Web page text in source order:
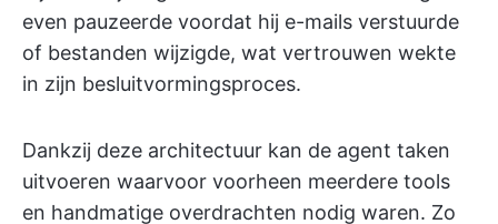
even pauzeerde voordat hij e-mails verstuurde
of bestanden wijzigde, wat vertrouwen wekte
in zijn besluitvormingsproces.
Dankzij deze architectuur kan de agent taken
uitvoeren waarvoor voorheen meerdere tools
en handmatige overdrachten nodig waren. Zo